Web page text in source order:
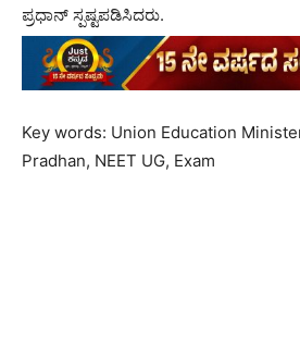
ಪ್ರಧಾನ್ ಸ್ಪಷ್ಟಪಡಿಸಿದರು.
Key words: Union Education
Pradhan, NEET UG, Exam